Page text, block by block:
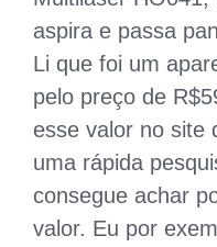
aspira e passa
Li que foi um
pelo preço de
esse valor no site
uma rápida
consegue achar
valor. Eu por